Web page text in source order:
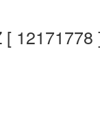
[ 12171778